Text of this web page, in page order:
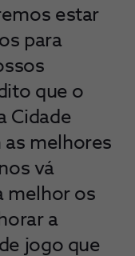
estar
para
que o
Cidade
as melhores
vá
melhor os
a
jogo que